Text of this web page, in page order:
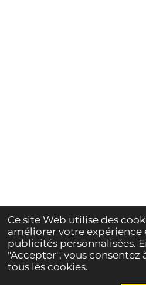
Ce site Web utilise des
améliorer votre expérience
publicités personnalisées.
"Accepter", vous
tous les cookies.